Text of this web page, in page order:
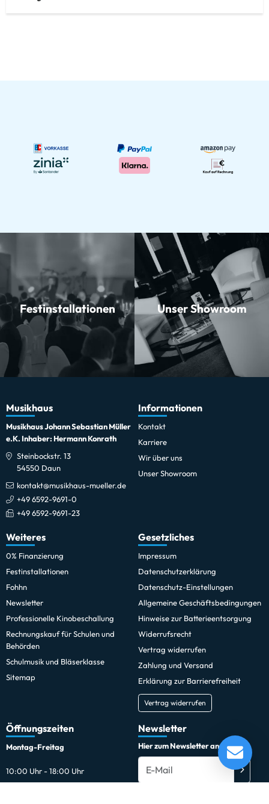
Festinstallationen Unser Showroom
Musikhaus
Musikhaus Johann Sebastian Müller
e.K. Inhaber: Hermann Konrath
Steinbockstr. 13
54550 Daun
kontakt@musikhaus-mueller.de
+49 6592-9691-0
+49 6592-9691-23
Informationen
Kontakt
Karriere
Wir über uns
Unser Showroom
Weiteres
0% Finanzierung
Festinstallationen
Fohhn
Newsletter
Professionelle Kinobeschallung
Rechnungskauf für Schulen und
Behörden
Schulmusik und Bläserklasse
Sitemap
Gesetzliches
Impressum
Datenschutzerklärung
Datenschutz-Einstellungen
Allgemeine Geschäftsbedingungen
Hinweise zur Batterieentsorgung
Widerrufsrecht
Vertrag widerrufen
Zahlung und Versand
Erklärung zur Barrierefreiheit
Vertrag widerrufen
Öffnungszeiten
Montag-Freitag
10:00 Uhr - 18:00 Uhr
Newsletter
Hier zum Newsletter anmelden